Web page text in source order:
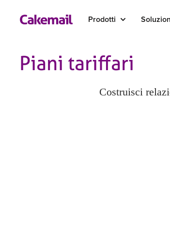
Prodotti
Piani tariffari
Costruisci